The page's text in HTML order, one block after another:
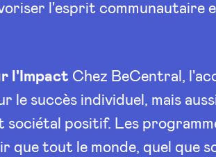
l'esprit communautaire
l'Impact Chez BeCentral,
le succès individuel, mais
sociétal positif. Les
que tout le monde, quel que